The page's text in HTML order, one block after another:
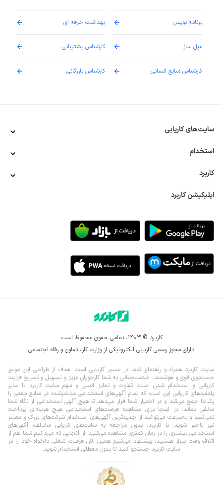
برنامه نویس
مبل ساز
کارشناس منابع انسانی
بهداشت حرفه ای
کارشناس پشتیبانی
کارشناس بازرگانی
سایت‌های کاریابی
استخدام
کاربرد
اپلیکیشن کاربرد
کاربرد © ۱۴۰۳، تمامی حقوق محفوظ است.
دارای مجوز رسمی کاریابی الکترونیکی از وزارت کار، تعاون و رفاه اجتماعی
سایت کاربرد همراه و راهنمای شما در مسیر کاریابی است. هدف از طراحی این موتور
جستجوی قوی و هوشمند، خدمت‌رسانی به شما کارجویان عزیز و تسهیل و تسریع فرایند
کاریابی و استخدام شدن است. تفاوت و تمایز اصلی و مهم سایت کاربرد با سایر
پلتفرم‌های کاریابی این است که تمام آگهی‌های استخدامی منتشرشده در منابع معتبر را
یک‌‌جا جمع می‌کند و در اختیار شما قرار می‌‌‌دهد تا هیچ آگهی استخدامی از نگاه شما
مخفی نماند.در اینجا برای مشاهده فرصت‌های استخدامی هیچ هزینه‌ای پرداخت
نمی‌کنید و به‌سرعت می‌توانید از جدیدترین آگهی‌های استخدام شرکت‌های بزرگ و معتبر
نیز باخبر شوید. با کاربرد، بدون مراجعه به سایت‌های کاریابی مختلف، آگهی‌های
استخدامی بیشتری را در زمان کمتری مشاهده می‌کنید. از آنجایی که می‌دانیم شما هم از
اتلاف وقت بیزار هستید، پیشنهاد می‌کنیم همین الان فرصت شغلی دلخواه خود را در
سایت کاربرد جستجو کنید تا بدون معطلی استخدام شوید.